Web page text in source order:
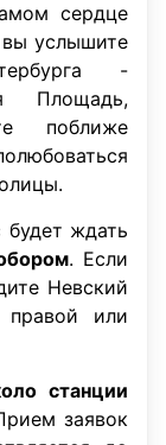
сердце
вы услышите
-
Площадь,
поближе
будет ждать
. Если
Невский
или
станции
заявок